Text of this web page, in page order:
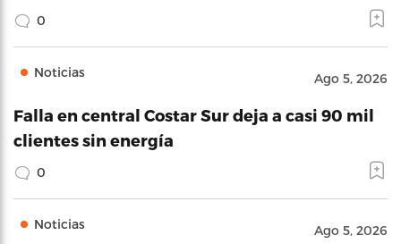
0
Noticias Ago 5, 2026
Falla en central Costar Sur deja a casi 90 mil
clientes sin energía
0
Noticias Ago 5, 2026